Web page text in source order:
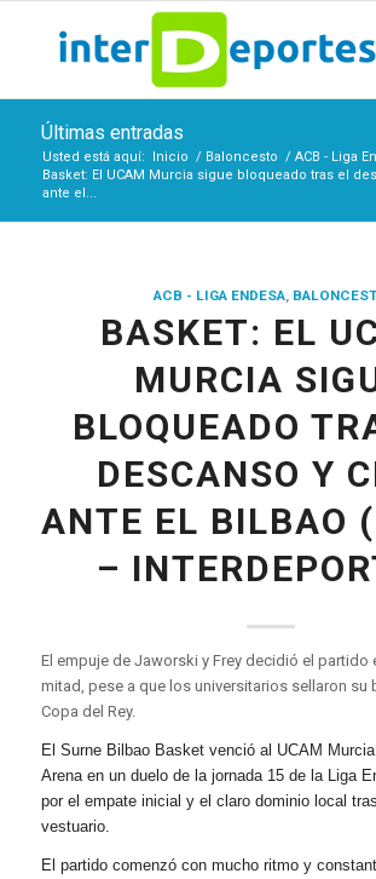
Últimas entradas
Usted está aquí: Inicio / Baloncesto / ACB - Liga
Basket: El UCAM Murcia sigue bloqueado tras el
ante el...
ACB - LIGA ENDESA,
BASKET: EL
MURCIA
BLOQUEADO
DESCANSO Y
ANTE EL BILBAO
–
El empuje de Jaworski y Frey decidió el partido
mitad, pese a que los universitarios sellaron su
Copa del Rey.
El Surne Bilbao Basket venció al UCAM
Arena en un duelo de la jornada 15 de la Liga
por el empate inicial y el claro dominio local
vestuario.
El partido comenzó con mucho ritmo y